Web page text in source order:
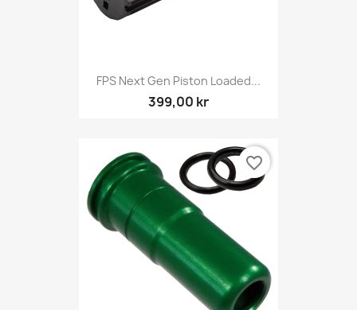
FPS Next Gen Piston Loaded...
399,00 kr
favorite_border